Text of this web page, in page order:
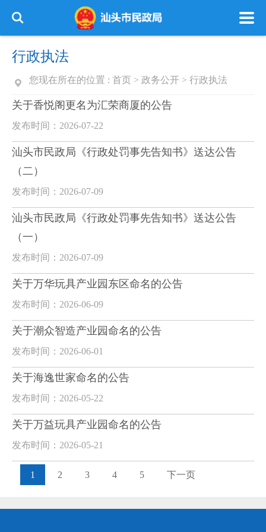
行政执法
您现在所在的位置 : 首页 > 政务公开 > 行政执法
关于香悦阁更名为汇荣商厦的公告
发布时间：2026-07-22
汕头市民政局《行政处罚事先告知书》送达公告
（二）
发布时间：2026-07-09
汕头市民政局《行政处罚事先告知书》送达公告
（一）
发布时间：2026-07-09
关于万华玩具产业园东区命名的公告
发布时间：2026-06-09
关于潮众智造产业园命名的公告
发布时间：2026-06-01
关于海逸世家命名的公告
发布时间：2026-05-22
关于万益玩具产业园命名的公告
发布时间：2026-05-21
1 2 3 4 5 下一页